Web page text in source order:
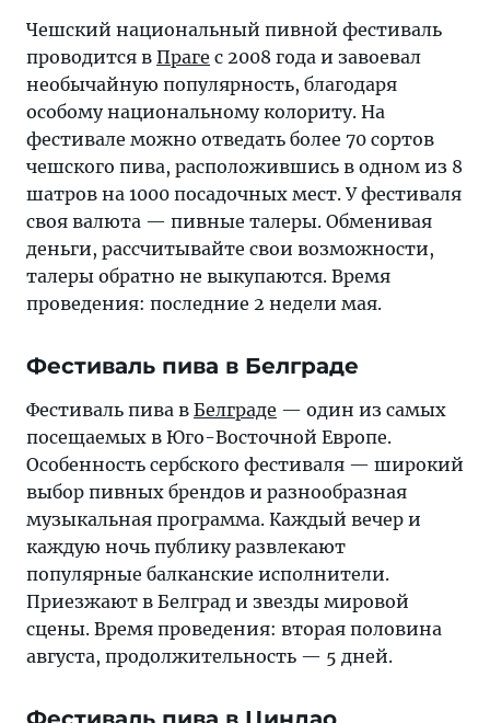
Чешский национальный пивной фестиваль
проводится в Праге с 2008 года и завоевал
необычайную популярность, благодаря
особому национальному колориту. На
фестивале можно отведать более 70 сортов
чешского пива, расположившись в одном из 8
шатров на 1000 посадочных мест. У фестиваля
своя валюта — пивные талеры. Обменивая
деньги, рассчитывайте свои возможности,
талеры обратно не выкупаются. Время
проведения: последние 2 недели мая.
Фестиваль пива в Белграде
Фестиваль пива в Белграде — один из самых
посещаемых в Юго-Восточной Европе.
Особенность сербского фестиваля — широкий
выбор пивных брендов и разнообразная
музыкальная программа. Каждый вечер и
каждую ночь публику развлекают
популярные балканские исполнители.
Приезжают в Белград и звезды мировой
сцены. Время проведения: вторая половина
августа, продолжительность — 5 дней.